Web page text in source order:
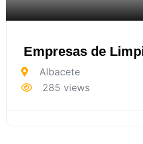
Empresas de
Albacete
285 views